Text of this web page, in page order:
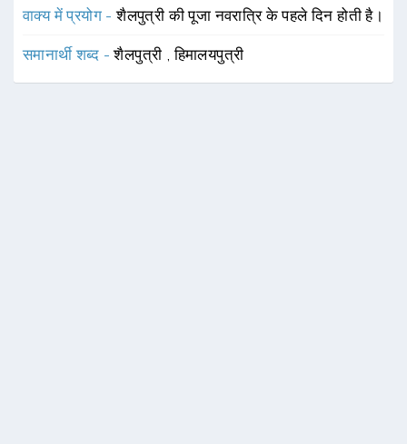
वाक्य में प्रयोग -शैलपुत्री की पूजा नवरात्रि के पहले दिन होती है।
समानार्थी शब्द -शैलपुत्री ,हिमालयपुत्री